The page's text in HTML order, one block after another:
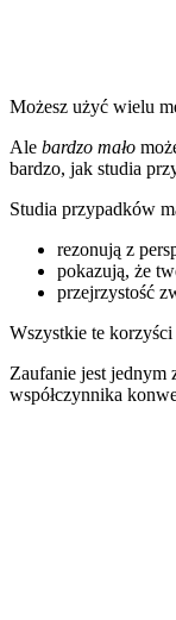
Możesz użyć wielu
Ale bardzo mało
bardzo, jak studia
Studia przypadków
rezonują z
pokazują, że
przejrzystość
Wszystkie te
Zaufanie jest jednym
współczynnika